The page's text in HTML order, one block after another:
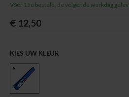
Vóór 15u besteld, de volgende werkdag
€ 12,50
KIES UW KLEUR